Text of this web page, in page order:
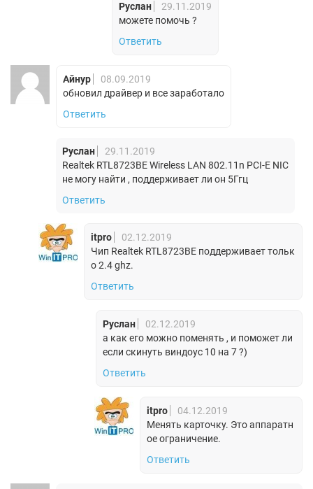
Руслан
29.11.2019
можете помочь ?
Ответить
Айнур
08.09.2019
обновил драйвер и все заработало
Ответить
Руслан
29.11.2019
Realtek RTL8723BE Wireless LAN 802.11n PCI-E NIC
не могу найти , поддерживает ли он 5Ггц
Ответить
itpro
02.12.2019
Чип Realtek RTL8723BE поддерживает тольк
о 2.4 ghz.
Ответить
Руслан
02.12.2019
а как его можно поменять , и поможет ли
если скинуть виндоус 10 на 7 ?)
Ответить
itpro
04.12.2019
Менять карточку. Это аппаратн
ое ограничение.
Ответить